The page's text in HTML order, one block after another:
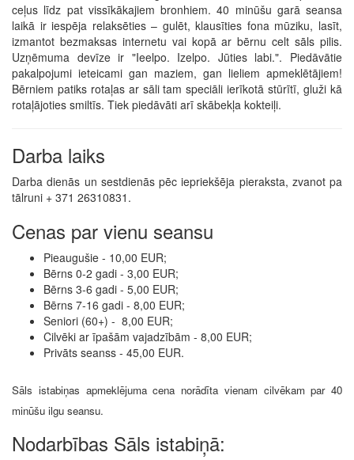
ceļus līdz pat vissīkākajiem bronhiem. 40 minūšu garā seansa
laikā ir iespēja relaksēties – gulēt, klausīties fona mūziku, lasīt,
izmantot bezmaksas internetu vai kopā ar bērnu celt sāls pilis.
Uzņēmuma devīze ir "Ieelpo. Izelpo. Jūties labi.". Piedāvātie
pakalpojumi ieteicami gan maziem, gan lieliem apmeklētājiem!
Bērniem patiks rotaļas ar sāli tam speciāli ierīkotā stūrītī, gluži kā
rotaļājoties smiltīs. Tiek piedāvāti arī skābekļa kokteiļi.
Darba laiks
Darba dienās un sestdienās pēc iepriekšēja pieraksta, zvanot pa
tālruni + 371 26310831.
Cenas par vienu seansu
Pieaugušie - 10,00 EUR;
Bērns 0-2 gadi - 3,00 EUR;
Bērns 3-6 gadi - 5,00 EUR;
Bērns 7-16 gadi - 8,00 EUR;
Seniori (60+) - 8,00 EUR;
Cilvēki ar īpašām vajadzībām - 8,00 EUR;
Privāts seanss - 45,00 EUR.
Sāls istabiņas apmeklējuma cena norādīta vienam cilvēkam par 40
minūšu ilgu seansu.
Nodarbības Sāls istabiņā: